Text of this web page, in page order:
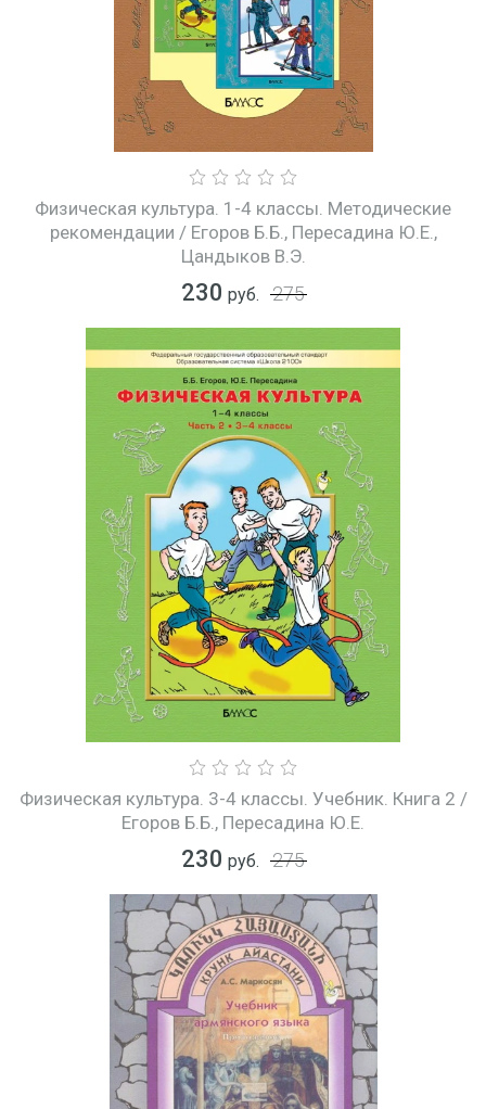
Физическая культура. 1-4 классы. Методические
рекомендации / Егоров Б.Б., Пересадина Ю.Е.,
Цандыков В.Э.
230 руб. 275
Физическая культура. 3-4 классы. Учебник. Книга 2 /
Егоров Б.Б., Пересадина Ю.Е.
230 руб. 275